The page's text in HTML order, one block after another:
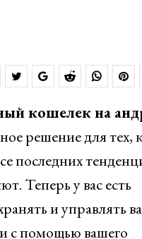
кошелек на
решение для тех,
последних
Теперь у вас есть
и управлять
с помощью вашего